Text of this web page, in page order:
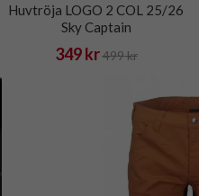
Huvtröja LOGO 2 COL 25/26
Sky Captain
349 kr 499 kr